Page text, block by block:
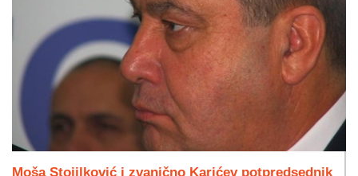
Moša Stojilković i zvanično Karićev potpredsednik